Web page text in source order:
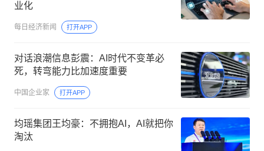
业化
每日经济新闻 打开APP
对话浪潮信息彭震：AI时代不变革必
死，转弯能力比加速度重要
中国企业家 打开APP
均瑶集团王均豪：不拥抱AI，AI就把你
淘汰